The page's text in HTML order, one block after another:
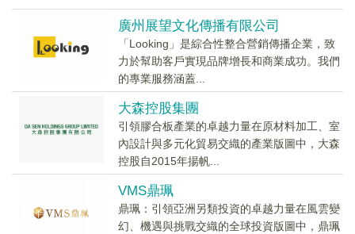
廣州展望文化傳播有限公司
「Looking」是綜合性整合營銷傳播企業，致
力於幫助客戶實現品牌增長和商業成功。我們
的專業服務涵蓋...
大森控股集團
引領膠合板產業的卓越力量在原材料加工、室
內設計與多元化貿易交織的產業版圖中，大森
控股自2015年揚帆...
VMS鼎珮
鼎珮：引領亞洲另類投資的卓越力量在風雲變
幻、機遇與挑戰交織的全球投資版圖中，鼎珮